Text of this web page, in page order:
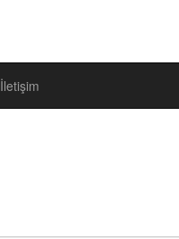
İletişim